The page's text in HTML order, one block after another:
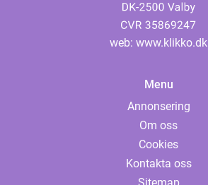
web: www.klikko.dk
Menu
Annonsering
Om oss
Cookies
Kontakta oss